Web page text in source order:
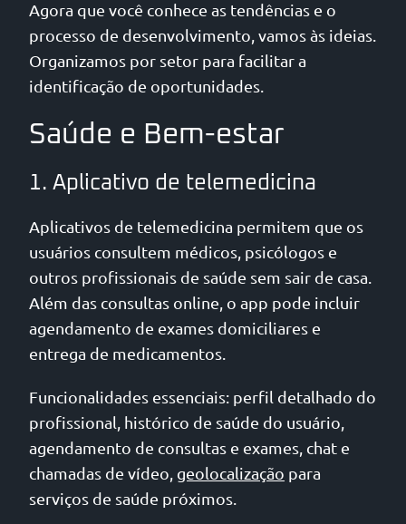
Agora que você conhece as tendências e o
processo de desenvolvimento, vamos às ideias.
Organizamos por setor para facilitar a
identificação de oportunidades.
Saúde e Bem-estar
1. Aplicativo de telemedicina
Aplicativos de telemedicina permitem que os
usuários consultem médicos, psicólogos e
outros profissionais de saúde sem sair de casa.
Além das consultas online, o app pode incluir
agendamento de exames domiciliares e
entrega de medicamentos.
Funcionalidades essenciais: perfil detalhado do
profissional, histórico de saúde do usuário,
agendamento de consultas e exames, chat e
chamadas de vídeo, geolocalização para
serviços de saúde próximos.